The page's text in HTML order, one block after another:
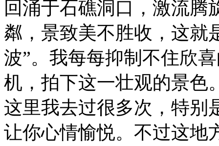
回涌于石礁洞口，激流腾
粼，景致美不胜收，这就
波”。我每每抑制不住欣
机，拍下这一壮观的景色
这里我去过很多次，特别
让你心情愉悦。不过这地